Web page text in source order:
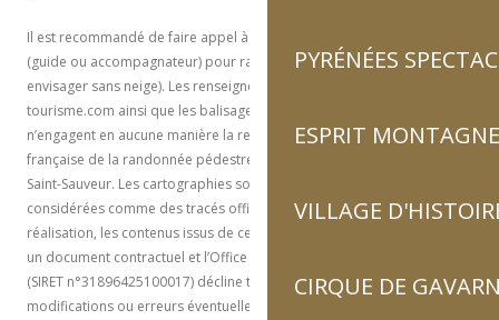
PYRÉNÉES
ESPRIT MONTAGNE
VILLAGE
CIRQUE DE
Il est recommandé de faire appel à un professionnel de la montagne
(guide ou accompagnateur) pour randonner sur cet itinéraire d’été (à
envisager sans neige). Les renseignements fournis sur www.luz-
tourisme.com ainsi que les balisages n’ont qu’une valeur indicative et
n’engagent en aucune manière la responsabilité de la Fédération
française de la randonnée pédestre et de l’Office de tourisme de Luz-
Saint-Sauveur. Les cartographies sont indicatives et ne peuvent être
considérées comme des tracés officiels. Malgré le soin apporté à sa
réalisation, les contenus issus de ce site internet-ci ne peut constituer
un document contractuel et l’Office de tourisme de Luz-Saint-Sauveur
(SIRET n°31896425100017) décline toute responsabilité quant aux
modifications ou erreurs éventuelles, et ne pourra être responsable